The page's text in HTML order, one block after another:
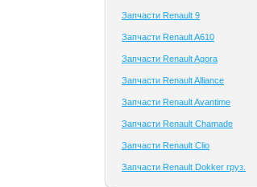
Запчасти Renault 9
Запчасти Renault A610
Запчасти Renault Agora
Запчасти Renault Alliance
Запчасти Renault Avantime
Запчасти Renault Chamade
Запчасти Renault Clio
Запчасти Renault Dokker груз.